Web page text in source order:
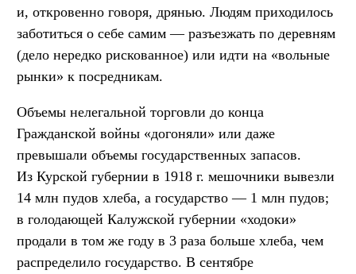
и, откровенно говоря, дрянью. Людям приходилось
заботиться о себе самим — разъезжать по деревням
(дело нередко рискованное) или идти на «вольные
рынки» к посредникам.
Объемы нелегальной торговли до конца
Гражданской войны «догоняли» или даже
превышали объемы государственных запасов.
Из Курской губернии в 1918 г. мешочники вывезли
14 млн пудов хлеба, а государство — 1 млн пудов;
в голодающей Калужской губернии «ходоки»
продали в том же году в 3 раза больше хлеба, чем
распределило государство. В сентябре